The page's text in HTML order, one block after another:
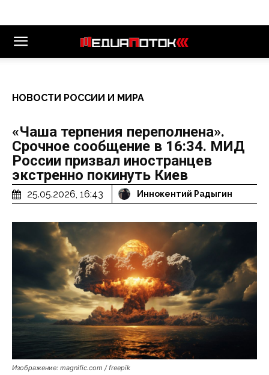
НОВОСТИ РОССИИ И МИРА
«Чаша терпения переполнена».
Срочное сообщение в 16:34. МИД
России призвал иностранцев
экстренно покинуть Киев
25.05.2026, 16:43 Иннокентий Радыгин
Изображение: magnific.com / freepik